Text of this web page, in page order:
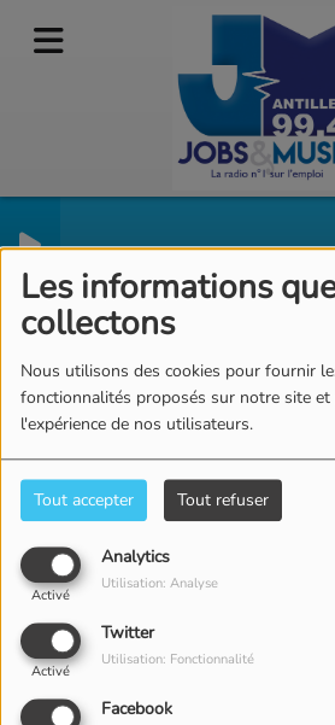
Les informations
collectons
Nous utilisons des cookies pour fournir
fonctionnalités proposés sur notre site
l'expérience de nos utilisateurs.
Tout accepter Tout refuser
Analytics
Activé
Utilisation: Analyse
Twitter
Activé
Utilisation: Fonctionnalité
Facebook
Agenda